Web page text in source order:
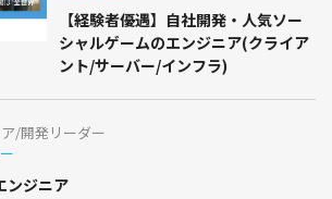
【経験者優遇】自社開発・人気ソー
シャルゲームのエンジニア(クライア
ント/サーバー/インフラ)
/開発リーダー
ンジニア